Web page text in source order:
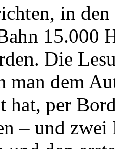
in
15.000
Die
man dem
hat, per
– und